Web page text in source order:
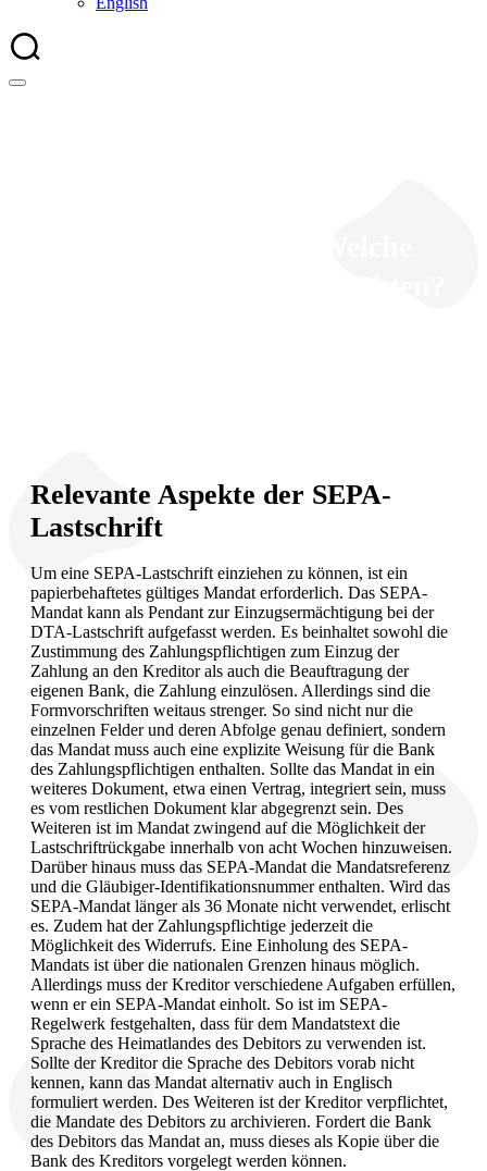
Relevante Aspekte der SEPA-
Lastschrift
Um eine SEPA-Lastschrift einziehen zu können, ist ein
papierbehaftetes gültiges Mandat erforderlich. Das SEPA-
Mandat kann als Pendant zur Einzugsermächtigung bei der
DTA-Lastschrift aufgefasst werden. Es beinhaltet sowohl die
Zustimmung des Zahlungspflichtigen zum Einzug der
Zahlung an den Kreditor als auch die Beauftragung der
eigenen Bank, die Zahlung einzulösen. Allerdings sind die
Formvorschriften weitaus strenger. So sind nicht nur die
einzelnen Felder und deren Abfolge genau definiert, sondern
das Mandat muss auch eine explizite Weisung für die Bank
des Zahlungspflichtigen enthalten. Sollte das Mandat in ein
weiteres Dokument, etwa einen Vertrag, integriert sein, muss
es vom restlichen Dokument klar abgegrenzt sein. Des
Weiteren ist im Mandat zwingend auf die Möglichkeit der
Lastschriftrückgabe innerhalb von acht Wochen hinzuweisen.
Darüber hinaus muss das SEPA-Mandat die Mandatsreferenz
und die Gläubiger-Identifikationsnummer enthalten. Wird das
SEPA-Mandat länger als 36 Monate nicht verwendet, erlischt
es. Zudem hat der Zahlungspflichtige jederzeit die
Möglichkeit des Widerrufs. Eine Einholung des SEPA-
Mandats ist über die nationalen Grenzen hinaus möglich.
Allerdings muss der Kreditor verschiedene Aufgaben erfüllen,
wenn er ein SEPA-Mandat einholt. So ist im SEPA-
Regelwerk festgehalten, dass für dem Mandatstext die
Sprache des Heimatlandes des Debitors zu verwenden ist.
Sollte der Kreditor die Sprache des Debitors vorab nicht
kennen, kann das Mandat alternativ auch in Englisch
formuliert werden. Des Weiteren ist der Kreditor verpflichtet,
die Mandate des Debitors zu archivieren. Fordert die Bank
des Debitors das Mandat an, muss dieses als Kopie über die
Bank des Kreditors vorgelegt werden können.